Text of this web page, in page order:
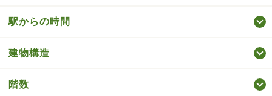
駅からの時間
建物構造
階数